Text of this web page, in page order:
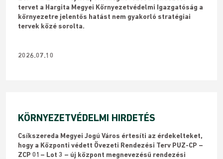
tervet a Hargita Megyei Környezetvédelmi Igazgatóság a
környezetre jelentős hatást nem gyakorló stratégiai
tervek közé sorolta.
2026.07.10
KÖRNYEZETVÉDELMI HIRDETÉS
Csíkszereda Megyei Jogú Város értesíti az érdekelteket,
hogy a Központi védett Övezeti Rendezési Terv PUZ-CP –
ZCP 01– Lot 3 – új központ megnevezésű rendezési